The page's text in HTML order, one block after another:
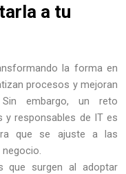
a tu
la forma en
procesos y mejoran
embargo, un reto
y responsables de IT es
que se ajuste a las
que surgen al adoptar